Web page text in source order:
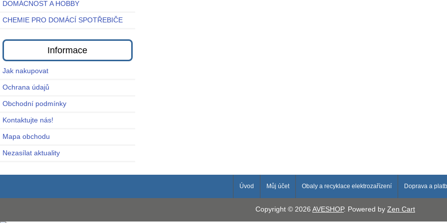
DOMÁCNOST A HOBBY
CHEMIE PRO DOMÁCÍ SPOTŘEBIČE
Informace
Jak nakupovat
Ochrana údajů
Obchodní podmínky
Kontaktujte nás!
Mapa obchodu
Nezasílat aktuality
Úvod Můj účet Obaly a recyklace elektrozařízení Doprava a
Copyright © 2026 AVESHOP. Powered by Zen Cart